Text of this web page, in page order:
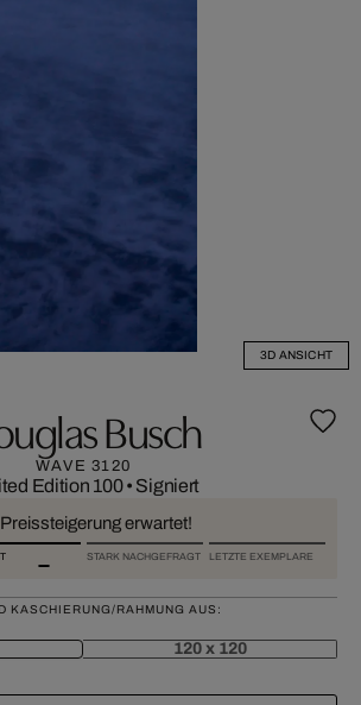
3D ANSICHT
Busch
WAVE 3120
Edition 100• Signiert
erwartet!
STARK NACHGEFRAGT LETZTE EXEMPLARE
KASCHIERUNG/RAHMUNG AUS:
120 x 120